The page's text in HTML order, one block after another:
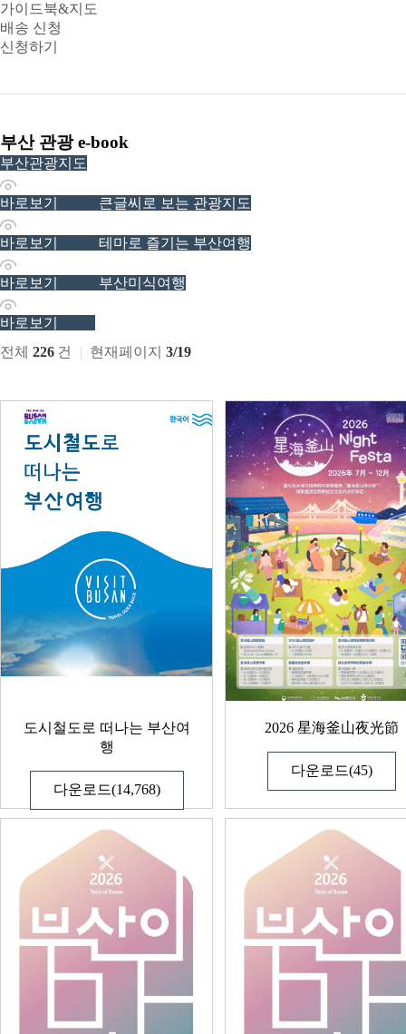
가이드북&지도
배송 신청
신청하기
부산 관광 e-book
부산관광지도
바로보기
큰글씨로 보는 관광지도
바로보기
테마로 즐기는 부산여행
바로보기
부산미식여행
바로보기
전체 226 건 현재페이지 3/19
도시철도로 떠나는 부산여
행
다운로드(14,768)
2026 星海釜山夜光節
다운로드(45)